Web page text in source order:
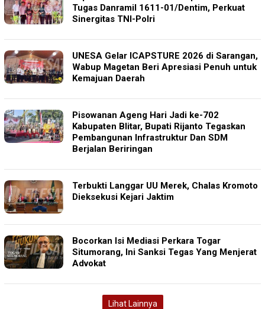
Tugas Danramil 1611-01/Dentim, Perkuat
Sinergitas TNI-Polri
‎UNESA Gelar ICAPSTURE 2026 di Sarangan,
Wabup Magetan Beri Apresiasi Penuh untuk
Kemajuan Daerah
Pisowanan Ageng Hari Jadi ke-702
Kabupaten Blitar, Bupati Rijanto Tegaskan
Pembangunan Infrastruktur Dan SDM
Berjalan Beriringan
Terbukti Langgar UU Merek, Chalas Kromoto
Dieksekusi Kejari Jaktim
Bocorkan Isi Mediasi Perkara Togar
Situmorang, Ini Sanksi Tegas Yang Menjerat
Advokat
Lihat Lainnya